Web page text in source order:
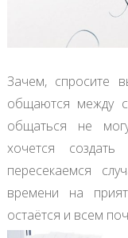
Зачем, спросите
общаются между
общаться не
хочется
пересекаемся
времени на
остаётся и всем